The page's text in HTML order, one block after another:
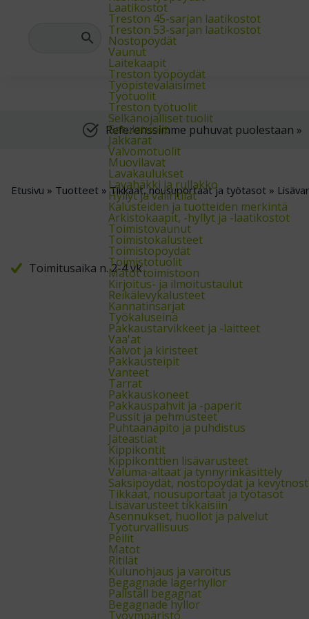
Laatikostot
Treston 45-sarjan laatikostot
Treston 53-sarjan laatikostot
Nostopöydät
Vaunut
Laitekaapit
Treston työpöydät
Työpistevalaisimet
Työtuolit
Treston työtuolit
Selkänojalliset tuolit
Satulatuolit
Jakkarat
Valvomotuolit
Muovilavat
Lavakaulukset
Lavahäkki ja rullakko
Hyllyt ja väliritilät
Kalusteiden ja tuotteiden merkintä
Arkistokaapit, -hyllyt ja -laatikostot
Toimistovaunut
Toimistokalusteet
Toimistopöydät
Toimistotuolit
Matot toimistoon
Kirjoitus- ja ilmoitustaulut
Reikälevykalusteet
Kannatinsarjat
Työkaluseinä
Pakkaustarvikkeet ja -laitteet
Vaa'at
Kalvot ja kiristeet
Pakkausteipit
Vanteet
Tarrat
Pakkauskoneet
Pakkauspahvit ja -paperit
Pussit ja pehmusteet
Puhtaanapito ja puhdistus
Jäteastiat
Kippikontit
Kippikonttien lisävarusteet
Valuma-altaat ja tynnyrinkäsittely
Saksipöydät, nostopöydät ja
Tikkaat, nousuportaat ja työtasot
Lisävarusteet tikkaisiin
Asennukset, huollot ja palvelut
Työturvallisuus
Peilit
Matot
Ritilät
Kulunohjaus ja varoitus
Begagnade lagerhyllor
Pallställ begagnat
Begagnade hyllor
Työympäristö
Referenssimme puhuvat puolestaan »
Etusivu » Tuotteet » Tikkaat, nousuportaat ja työtasot »
Toimitusaika n. 2-4 vk